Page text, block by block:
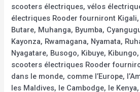
scooters électriques, vélos
électriques Rooder fourniront Kigali,
Butare, Muhanga, Byumba,
Kayonza, Rwamagana, Nyamata,
Nyagatare, Busogo, Kibuye,
scooters électriques Rooder
dans le monde, comme l’Europe,
les Maldives, le Cambodge, le